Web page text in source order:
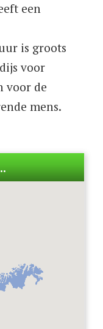
een
is groots
voor
voor de
mens.